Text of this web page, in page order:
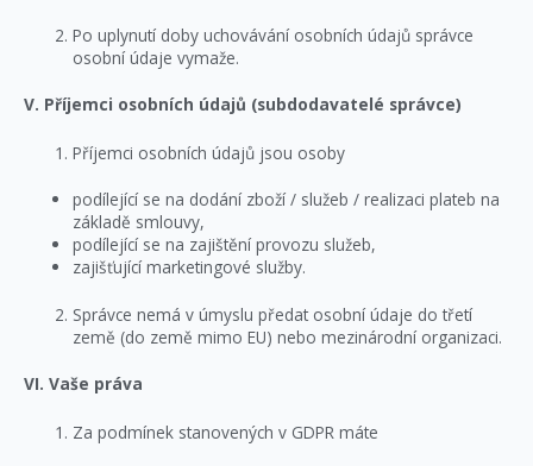
Po uplynutí doby uchovávání osobních údajů správce
osobní údaje vymaže.
V. Příjemci osobních údajů (subdodavatelé správce)
Příjemci osobních údajů jsou osoby
podílející se na dodání zboží / služeb / realizaci plateb na
základě smlouvy,
podílející se na zajištění provozu služeb,
zajišťující marketingové služby.
Správce nemá v úmyslu předat osobní údaje do třetí
země (do země mimo EU) nebo mezinárodní organizaci.
VI. Vaše práva
Za podmínek stanovených v GDPR máte